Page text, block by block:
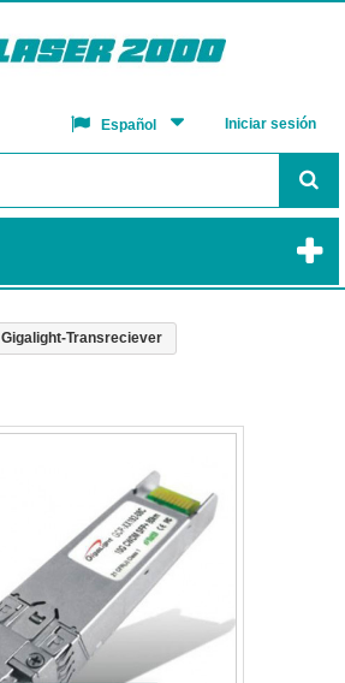
Iniciar sesión
Español
Gigalight-Transreciever